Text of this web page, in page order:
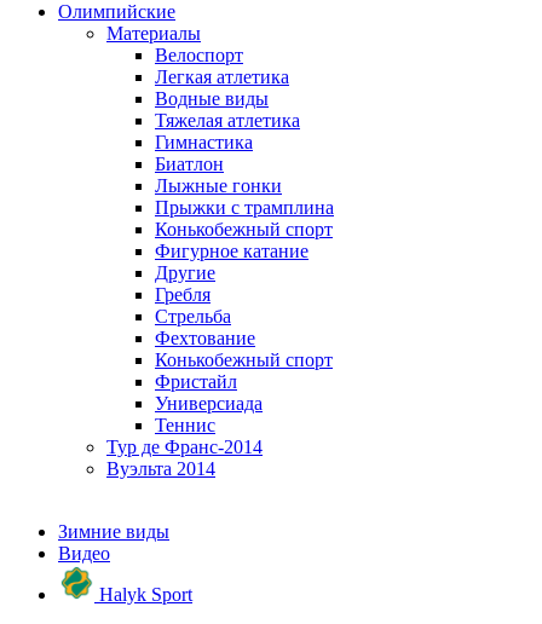
Олимпийские
Материалы
Велоспорт
Легкая атлетика
Водные виды
Тяжелая атлетика
Гимнастика
Биатлон
Лыжные гонки
Прыжки с трамплина
Конькобежный спорт
Фигурное катание
Другие
Гребля
Стрельба
Фехтование
Конькобежный спорт
Фристайл
Универсиада
Теннис
Тур де Франс-2014
Вуэльта 2014
Зимние виды
Видео
Halyk Sport